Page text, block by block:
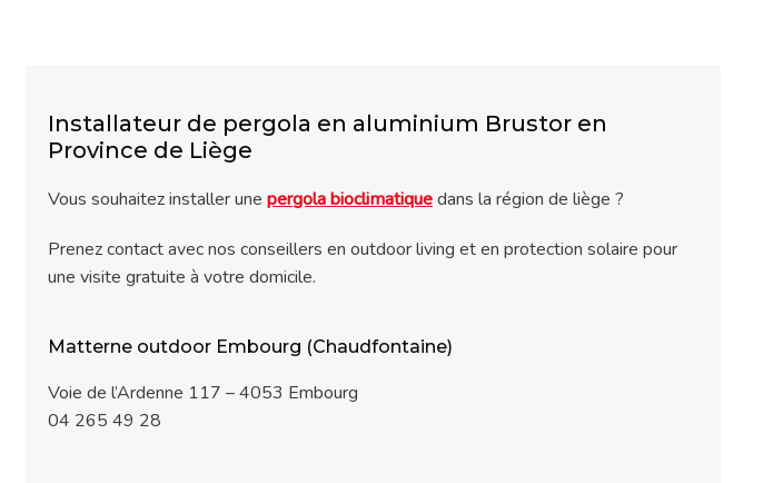
Installateur de pergola en aluminium Brustor en
Province de Liège
Vous souhaitez installer une pergola bioclimatiquedans la région de liège ?
Prenez contact avec nos conseillers en outdoor living et en protection solaire pour
une visite gratuite à votre domicile.
Matterne outdoor Embourg (Chaudfontaine)
Voie de l’Ardenne 117 – 4053 Embourg
04 265 49 28